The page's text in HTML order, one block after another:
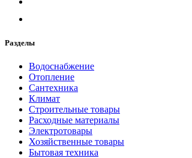
Разделы
Водоснабжение
Отопление
Сантехника
Климат
Строительные товары
Расходные материалы
Электротовары
Хозяйственные товары
Бытовая техника